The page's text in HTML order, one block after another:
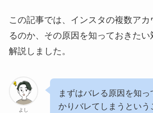
この記事では、インスタの複数アカ
るのか、その原因を知っておきたい
解説しました。
よし
まずはバレる原因を知っ
かりバレてしまうという